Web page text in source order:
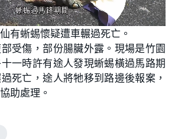
L
o
a
d
e
d
:
1
0
0
.
0
有蜥蜴懷疑遭車輾過死亡。
受傷，部份腸臟外露。現場是竹園
一時許有途人發現蜥蜴橫過馬路期
死亡，途人將牠移到路邊後報案，
助處理。